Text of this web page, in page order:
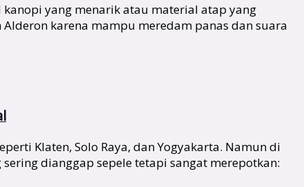
yang menarik atau material atap yang
karena mampu meredam panas dan suara
Klaten, Solo Raya, dan Yogyakarta. Namun di
dianggap sepele tetapi sangat merepotkan: